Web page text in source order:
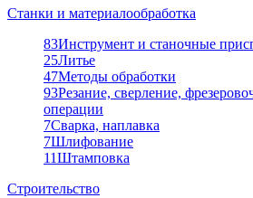
Станки и материалообработка
83Инструмент и станочные
25Литье
47Методы обработки
93Резание, сверление,
операции
7Сварка, наплавка
7Шлифование
11Штамповка
Строительство